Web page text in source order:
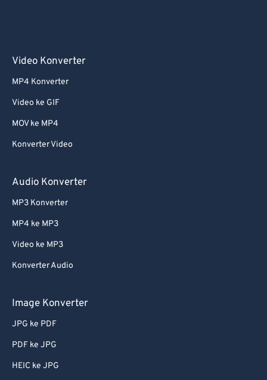
Video Konverter
MP4 Konverter
Video ke GIF
MOV ke MP4
Konverter Video
Audio Konverter
MP3 Konverter
MP4 ke MP3
Video ke MP3
Konverter Audio
Image Konverter
JPG ke PDF
PDF ke JPG
HEIC ke JPG